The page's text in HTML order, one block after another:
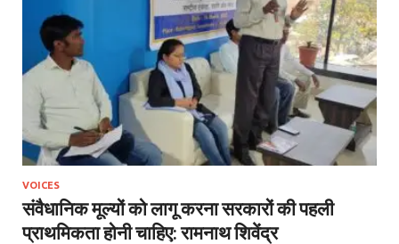
VOICES
संवैधानिक मूल्यों को लागू करना सरकारों की पहली
प्राथमिकता होनी चाहिए: रामनाथ शिवेंद्र